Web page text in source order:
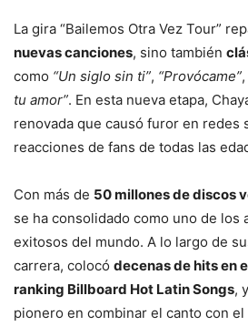
La gira “Bailemos Otra Vez Tour”
nuevas canciones, sino también
como “Un siglo sin ti”, “Provócame”,
tu amor”. En esta nueva etapa,
renovada que causó furor en redes
reacciones de fans de todas las
Con más de 50 millones de discos
se ha consolidado como uno de los
exitosos del mundo. A lo largo de
carrera, colocó decenas de hits en
ranking Billboard Hot Latin Songs,
pionero en combinar el canto con